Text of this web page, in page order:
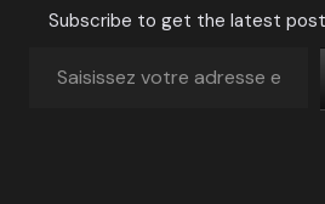
Subscribe to get the latest